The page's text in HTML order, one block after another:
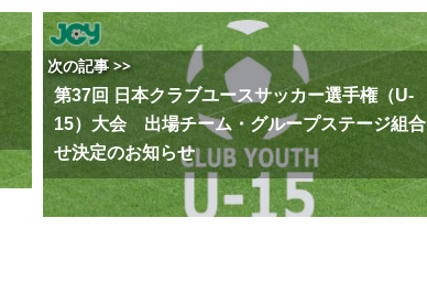
次の記事 >>
第37回 日本クラブユースサッカー選手権（U-
15）大会 出場チーム・グループステージ組合
せ決定のお知らせ